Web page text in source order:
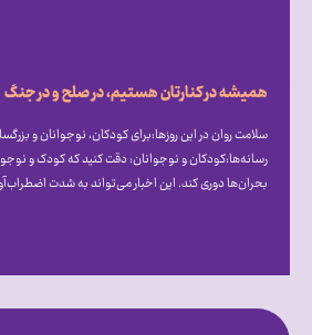
همیشه در کنارتان هستیم، در صلح و در جنگ
سلامت روان در این روزها:برای کودکان، نوجوانان و
رسانه‌ها:کودکان و نوجوانان: دقت کنید که کودک و
بحران‌ها دوری کند. این اخبار می‌تواند به شدت